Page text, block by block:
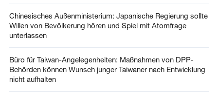
Chinesisches Außenministerium: Japanische Regierung sollte
Willen von Bevölkerung hören und Spiel mit Atomfrage
unterlassen
Büro für Taiwan-Angelegenheiten: Maßnahmen von DPP-
Behörden können Wunsch junger Taiwaner nach Entwicklung
nicht aufhalten